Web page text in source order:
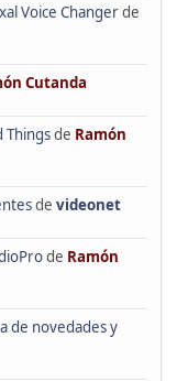
Voice Changerde
Cutanda
Thingsde Ramón
de videonet
de Ramón
de novedades y